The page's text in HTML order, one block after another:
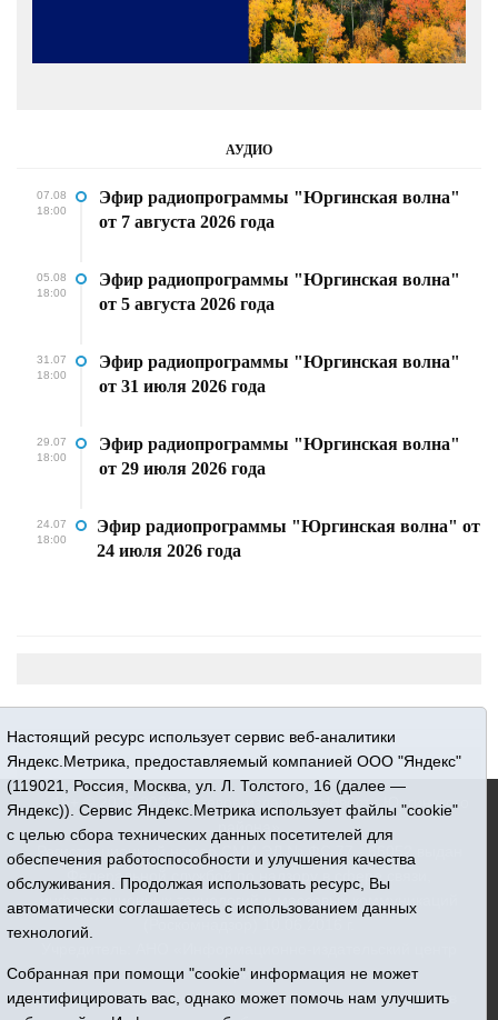
АУДИО
07.08
18:00
Эфир радиопрограммы "Юргинская волна"
от 7 августа 2026 года
05.08
18:00
Эфир радиопрограммы "Юргинская волна"
от 5 августа 2026 года
31.07
18:00
Эфир радиопрограммы "Юргинская волна"
от 31 июля 2026 года
29.07
18:00
Эфир радиопрограммы "Юргинская волна"
от 29 июля 2026 года
24.07
18:00
Эфир радиопрограммы "Юргинская волна" от
24 июля 2026 года
16+ © 2015-2026 Сетевое издание «Новости Юргинского
Регистрационный номер СМИ ЭЛ № ФС 77 - 66052 выдан
Федеральной службой по надзору в сфере связи,
«Призыв»
Все права защищены © При использовании материалов
Настоящий ресурс использует сервис веб-аналитики
Яндекс.Метрика, предоставляемый компанией ООО "Яндекс"
(119021, Россия, Москва, ул. Л. Толстого, 16 (далее —
Яндекс)). Сервис Яндекс.Метрика использует файлы "cookie"
с целью сбора технических данных посетителей для
обеспечения работоспособности и улучшения качества
обслуживания. Продолжая использовать ресурс, Вы
автоматически соглашаетесь с использованием данных
технологий.
Собранная при помощи "cookie" информация не может
идентифицировать вас, однако может помочь нам улучшить